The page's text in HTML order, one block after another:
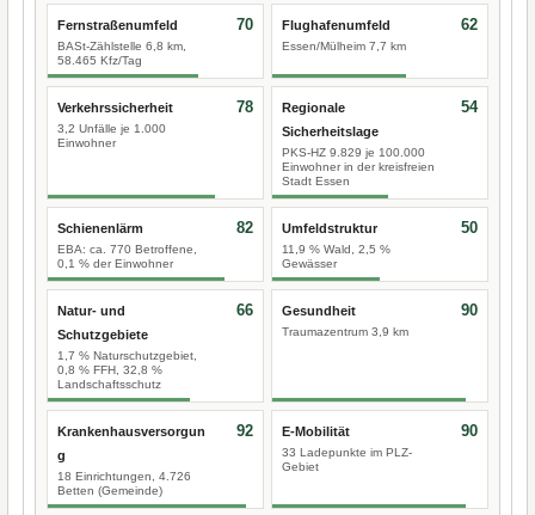
Fernstraßenumfeld
BASt-Zählstelle 6,8 km,
58.465 Kfz/Tag
70 Flughafenumfeld
Essen/Mülheim 7,7 km
62
Verkehrssicherheit
3,2 Unfälle je 1.000
Einwohner
78
Regionale
Sicherheitslage
PKS-HZ 9.829 je 100.000
Einwohner in der kreisfreien
Stadt Essen
54
Schienenlärm
EBA: ca. 770 Betroffene,
0,1 % der Einwohner
82 Umfeldstruktur
11,9 % Wald, 2,5 %
Gewässer
50
Natur- und
Schutzgebiete
1,7 % Naturschutzgebiet,
0,8 % FFH, 32,8 %
Landschaftsschutz
66 Gesundheit
Traumazentrum 3,9 km
90
Krankenhausversorgun
g
18 Einrichtungen, 4.726
Betten (Gemeinde)
92 E-Mobilität
33 Ladepunkte im PLZ-
Gebiet
90